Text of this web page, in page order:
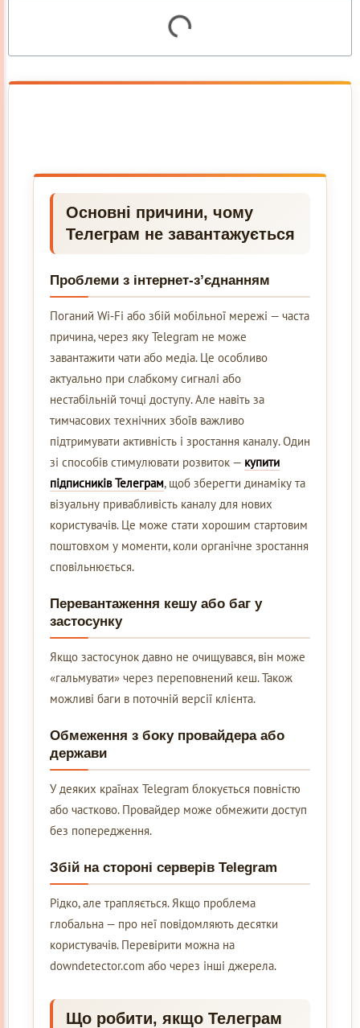
Основні причини, чому
Телеграм не завантажується
Проблеми з інтернет-з’єднанням
Поганий Wi‑Fi або збій мобільної мережі — часта
причина, через яку Telegram не може
завантажити чати або медіа. Це особливо
актуально при слабкому сигналі або
нестабільній точці доступу. Але навіть за
тимчасових технічних збоїв важливо
підтримувати активність і зростання каналу. Один
зі способів стимулювати розвиток — купити
підписників Телеграм, щоб зберегти динаміку та
візуальну привабливість каналу для нових
користувачів. Це може стати хорошим стартовим
поштовхом у моменти, коли органічне зростання
сповільнюється.
Перевантаження кешу або баг у
застосунку
Якщо застосунок давно не очищувався, він може
«гальмувати» через переповнений кеш. Також
можливі баги в поточній версії клієнта.
Обмеження з боку провайдера або
держави
У деяких країнах Telegram блокується повністю
або частково. Провайдер може обмежити доступ
без попередження.
Збій на стороні серверів Telegram
Рідко, але трапляється. Якщо проблема
глобальна — про неї повідомляють десятки
користувачів. Перевірити можна на
downdetector.com або через інші джерела.
Що робити, якщо Телеграм